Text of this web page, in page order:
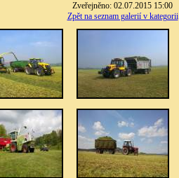
Zveřejněno: 02.07.2015 15:00
Zpět na seznam galerií v kategorii